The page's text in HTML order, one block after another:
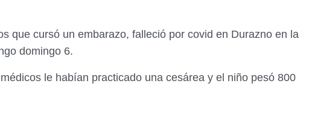
que cursó un embarazo, falleció por covid en Durazno en la
domingo 6.
le habían practicado una cesárea y el niño pesó 800